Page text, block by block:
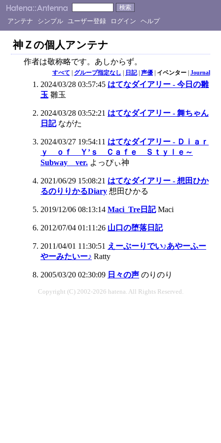
アンテナ シンプル ユーザー登録 ログイン ヘルプ
神Ｚの個人アンテナ
作者は敬称略です。あしからず。
すべて | グループ指定なし | 日記| 声優| イベンター| Journal
2024/03/28 03:57:45 はてなダイアリー - 今日の雛
玉 雛玉
2024/03/28 03:52:21 はてなダイアリー - 舞ちゃん
日記 ながた
2024/03/27 19:54:11 はてなダイアリー - Ｄｉａｒ
ｙ ｏｆ Ｙ’ｓ Ｃａｆｅ Ｓｔｙｌｅ～
Subway ver. よっぴぃ神
2021/06/29 15:08:21 はてなダイアリー - 想田ひか
るのりりかるDiary 想田ひかる
2019/12/06 08:13:14 Maci_Tre日記 Maci
2012/07/04 01:11:26 山口の堕落日記
2011/04/01 11:30:51 えーぶーりでい♪あやーふー
やーみたいー♪ Ratty
2005/03/20 02:30:09 日々の声 のりのり
Copyright (C) 2002-2026 hatena. All Rights Reserved.